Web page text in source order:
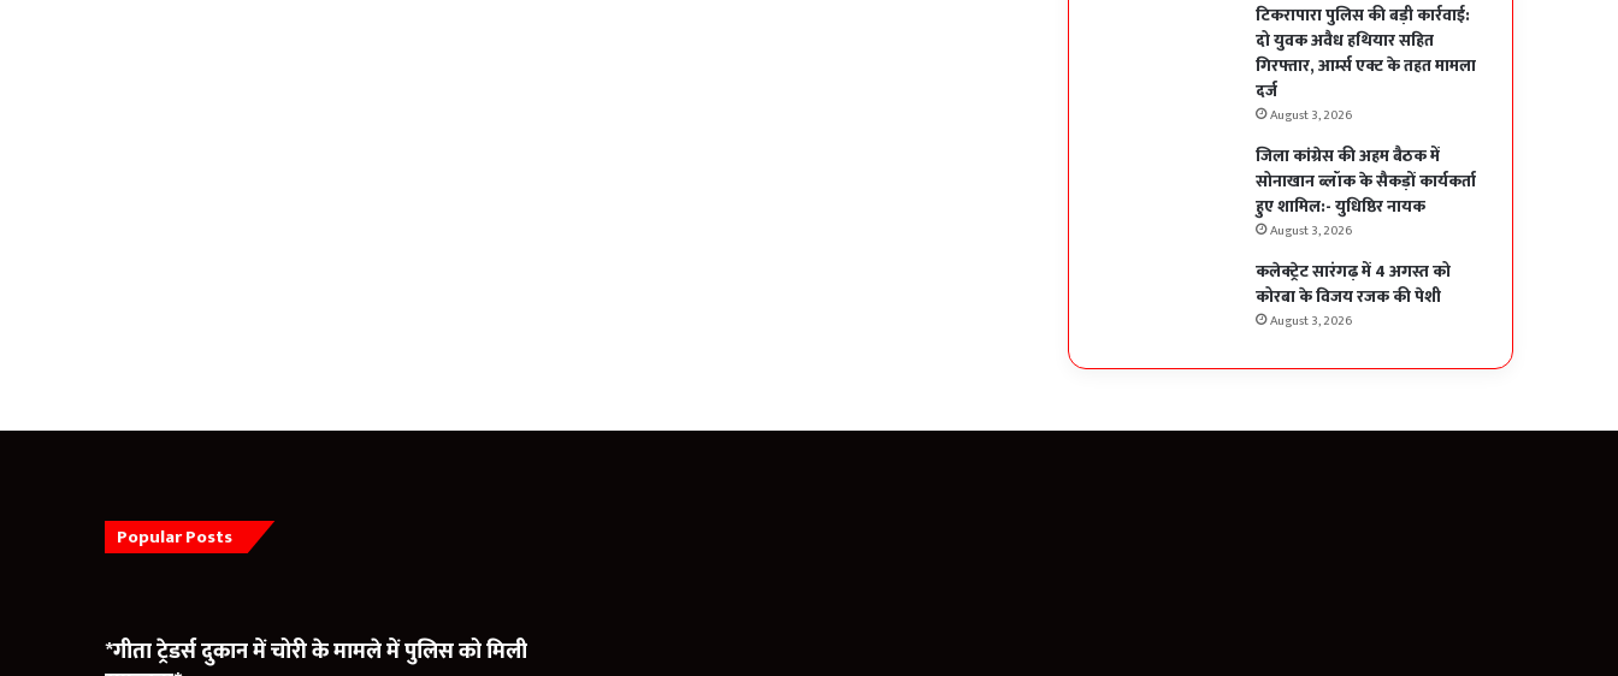
टिकरापारा पुलिस की बड़ी कार्रवाई:
दो युवक अवैध हथियार सहित
गिरफ्तार, आर्म्स एक्ट के तहत मामला
दर्ज
August 3, 2026
जिला कांग्रेस की अहम बैठक में
सोनाखान ब्लॉक के सैकड़ों कार्यकर्ता
हुए शामिल:- युधिष्ठिर नायक
August 3, 2026
कलेक्ट्रेट सारंगढ़ में 4 अगस्त को
कोरबा के विजय रजक की पेशी
August 3, 2026
Popular Posts
*गीता ट्रेडर्स दुकान में चोरी के मामले में पुलिस को मिली